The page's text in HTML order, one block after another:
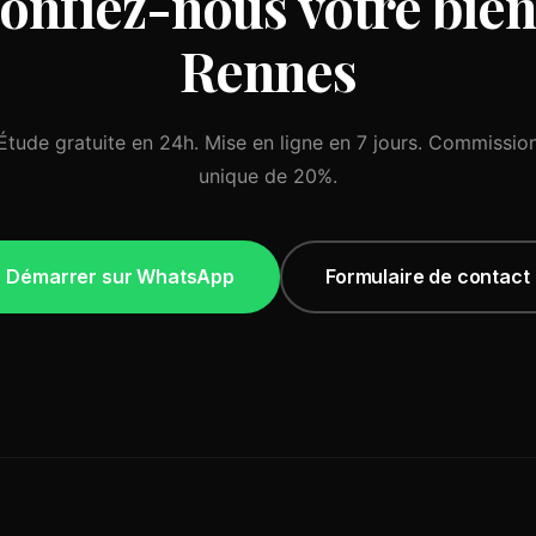
Rennes
gratuite en 24h. Mise en ligne en 7 jours.
unique de 20%.
Démarrer sur WhatsApp Formulaire de contact